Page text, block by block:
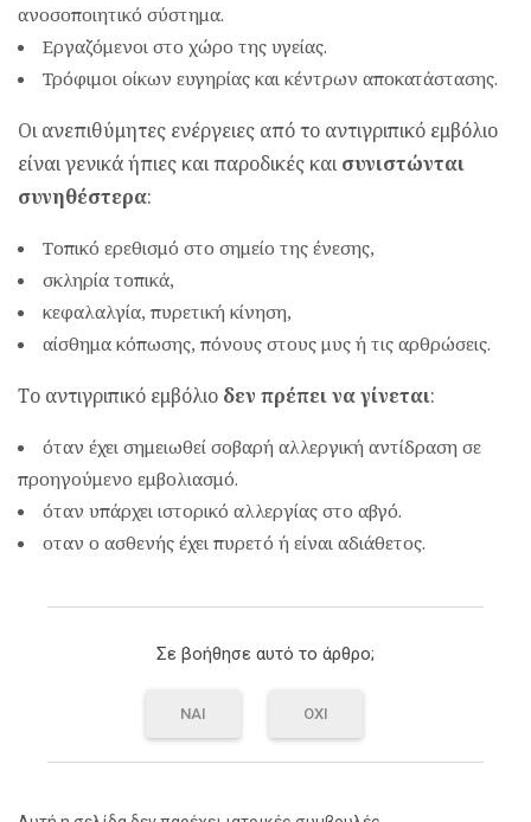
ανοσοποιητικό σύστημα.
Εργαζόμενοι στο χώρο της υγείας.
Τρόφιμοι οίκων ευγηρίας και κέντρων αποκατάστασης.
Οι ανεπιθύμητες ενέργειες από το αντιγριπικό εμβόλιο
είναι γενικά ήπιες και παροδικές καισυνιστώνται
συνηθέστερα:
Τοπικό ερεθισμό στο σημείο της ένεσης,
σκληρία τοπικά,
κεφαλαλγία, πυρετική κίνηση,
αίσθημα κόπωσης, πόνους στους μυς ή τις αρθρώσεις.
Το αντιγριπικό εμβόλιο δεν πρέπει να γίνεται:
όταν έχει σημειωθεί σοβαρή αλλεργική αντίδραση σε
προηγούμενο εμβολιασμό.
όταν υπάρχει ιστορικό αλλεργίας στο αβγό.
οταν ο ασθενής έχει πυρετό ή είναι αδιάθετος.
Σε βοήθησε αυτό το άρθρο;
ΝΑΙ ΟΧΙ